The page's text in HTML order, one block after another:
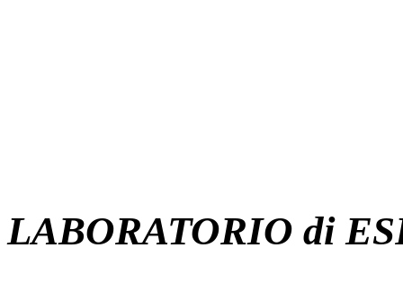
LABORATORIO di